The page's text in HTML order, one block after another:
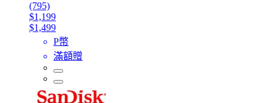
(795)
$1,199
$1,499
P幣
滿額贈